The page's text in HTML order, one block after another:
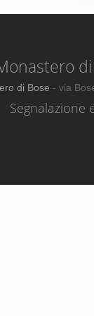
di Bose - via
Segnalazione